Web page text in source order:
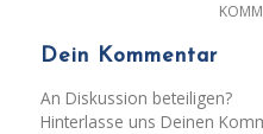
Dein Kommentar
An Diskussion beteiligen?
Hinterlasse uns Deinen